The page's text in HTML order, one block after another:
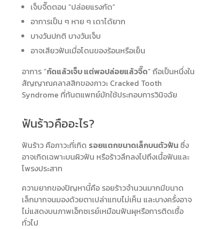
เจ็บจี๊ดตอน “ปล่อยแรงกัด”
อาการเป็น ๆ หาย ๆ เดาได้ยาก
บางวันปกติ บางวันเจ็บ
อาจเสียวฟันเมื่อโดนของร้อนหรือเย็น
อาการ “กัดแล้วเจ็บ แต่พอปล่อยแล้วจี๊ด” ถือเป็นหนึ่งใน
สัญญาณคลาสสิกของภาวะ Cracked Tooth
Syndrome ที่ทันตแพทย์มักใช้ประกอบการวินิจฉัย
ฟันร้าวคืออะไร?
ฟันร้าว คือภาวะที่เกิด รอยแตกขนาดเล็กบนตัวฟัน ซึ่ง
อาจเกิดเฉพาะบนผิวฟัน หรือร้าวลึกลงไปถึงเนื้อฟันและ
โพรงประสาท
ความยากของปัญหานี้คือ รอยร้าวจำนวนมากมีขนาด
เล็กมากจนมองด้วยตาเปล่าแทบไม่เห็น และบางครั้งอาจ
ไม่แสดงบนภาพเอ็กซเรย์เหมือนฟันผุหรือการติดเชื้อ
ทั่วไป